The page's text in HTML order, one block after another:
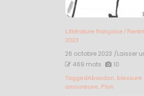
Littérature française /
2023
26 octobre 2023 /Laisser
469 mots 10
TaggedAbandon, blessure
amoureuse, Plon